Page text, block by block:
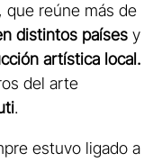
que reúne más de
distintos países y
artística local.
del arte
.
estuvo ligado a